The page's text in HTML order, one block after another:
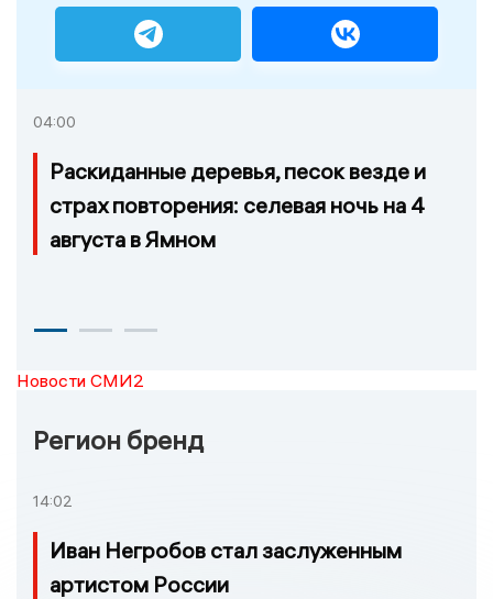
04:00
Раскиданные деревья, песок везде и
страх повторения: селевая ночь на 4
августа в Ямном
Новости СМИ2
Регион бренд
14:02
Иван Негробов стал заслуженным
артистом России